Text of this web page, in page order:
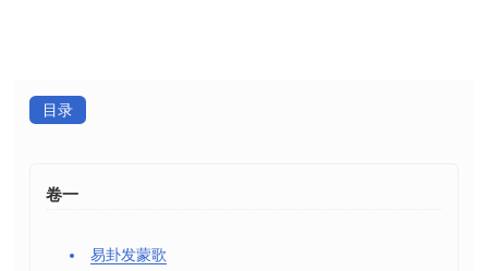
目录
卷一
易卦发蒙歌